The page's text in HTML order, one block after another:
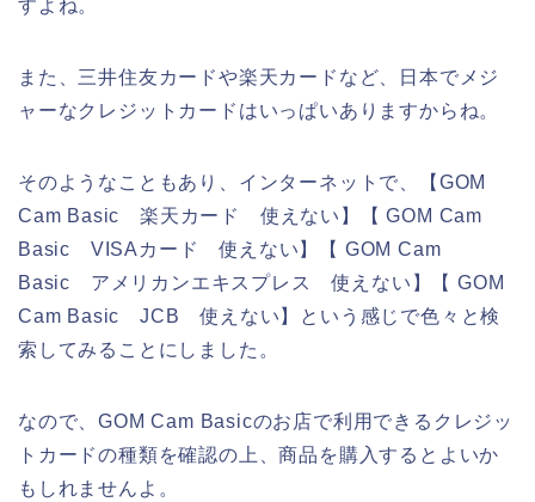
すよね。
また、三井住友カードや楽天カードなど、日本でメジ
ャーなクレジットカードはいっぱいありますからね。
そのようなこともあり、インターネットで、【GOM
Cam Basic 楽天カード 使えない】【 GOM Cam
Basic VISAカード 使えない】【 GOM Cam
Basic アメリカンエキスプレス 使えない】【 GOM
Cam Basic JCB 使えない】という感じで色々と検
索してみることにしました。
なので、GOM Cam Basicのお店で利用できるクレジッ
トカードの種類を確認の上、商品を購入するとよいか
もしれませんよ。